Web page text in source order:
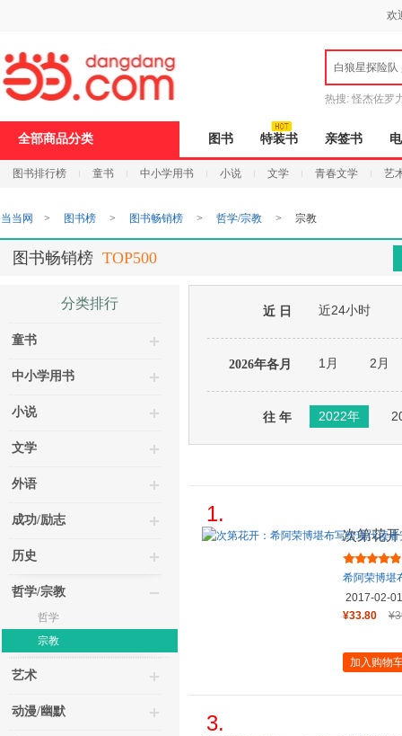
欢
白狼星探险队
热搜: 怪杰佐罗
全部商品分类 图书 特装书 亲签书
图书排行榜 童书 中小学用书 小说 文学 青春文学 艺
当当网 > 图书榜 > 图书畅销榜 > 哲学/宗教 > 宗教
图书畅销榜 TOP500
分类排行
童书
中小学用书
小说
文学
外语
成功/励志
历史
哲学/宗教
哲学
宗教
艺术
动漫/幽默
近 日 近24小时
2026年各月 1月 2月
往 年 2022年
1.
次第花
顿心灵
希阿荣博堪
2017-02-01
¥33.80
加入购物
3.
打
开
无
障
页
加